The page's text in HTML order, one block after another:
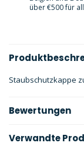
über €500 für
Staubschutzkappe
Bewertungen
Verwandte